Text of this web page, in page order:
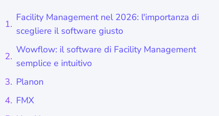
Facility Management nel 2026: l'importanza di
scegliere il software giusto
Wowflow: il software di Facility Management
semplice e intuitivo
Planon
FMX